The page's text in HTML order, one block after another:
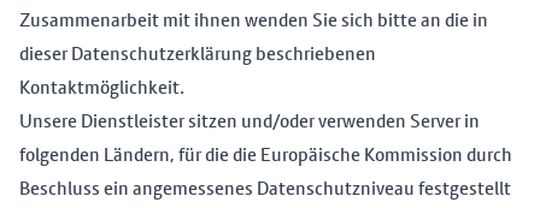
Zusammenarbeit mit ihnen wenden Sie sich bitte an die in
dieser Datenschutzerklärung beschriebenen
Kontaktmöglichkeit.
Unsere Dienstleister sitzen und/oder verwenden Server in
folgenden Ländern, für die die Europäische Kommission durch
Beschluss ein angemessenes Datenschutzniveau festgestellt